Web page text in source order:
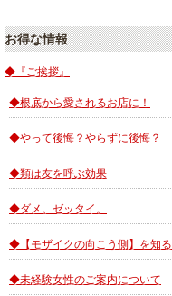
お得な情報
◆『ご挨拶』
◆根底から愛されるお店に！
◆やって後悔？やらずに後悔？
◆類は友を呼ぶ効果
◆ダメ。ゼッタイ。
◆【モザイクの向こう側】を知る
◆未経験女性のご案内について